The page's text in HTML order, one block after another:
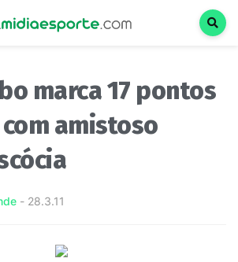
marca 17 pontos
amistoso
- 28.3.11